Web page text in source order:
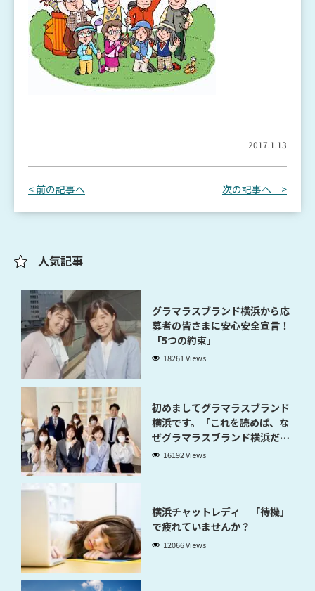
2017.1.13
< 前の記事へ 次の記事へ >
人気記事
グラマラスブランド横浜から応
募者の皆さまに安心安全宣言！
「5つの約束」
18261 Views
初めましてグラマラスブランド
横浜です。「これを読めば、な
ぜグラマラスブランド横浜だと
稼げるのかが分かります」
16192 Views
横浜チャットレディ 「待機」
で疲れていませんか？
12066 Views